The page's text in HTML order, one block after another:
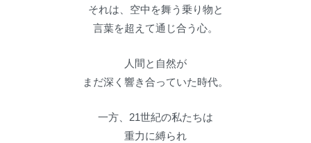
それは、空中を舞う乗り物と
言葉を超えて通じ合う心。
人間と自然が
まだ深く響き合っていた時代。
一方、21世紀の私たちは
重力に縛られ